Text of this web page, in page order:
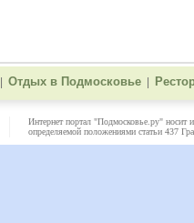
Отдых в Подмосковье
Интернет портал "Подмосковье.ру" носит
определяемой положениями статьи 437